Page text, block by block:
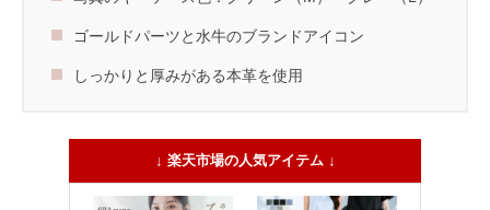
ゴールドパーツと水牛のブランドアイコン
しっかりと厚みがある本革を使用
↓ 楽天市場の人気アイテム ↓